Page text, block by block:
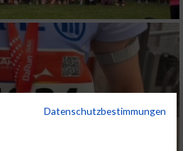
Datenschutzbestimmungen